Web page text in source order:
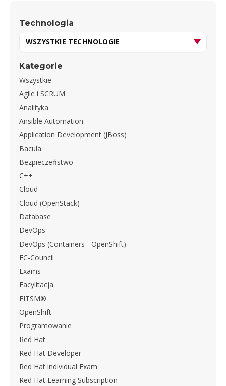
Technologia
Kategorie
Wszystkie
Agile i SCRUM
Analityka
Ansible Automation
Application Development (JBoss)
Bacula
Bezpieczeństwo
C++
Cloud
Cloud (OpenStack)
Database
DevOps
DevOps (Containers - OpenShift)
EC-Council
Exams
Facylitacja
FITSM®
OpenShift
Programowanie
Red Hat
Red Hat Developer
Red Hat individual Exam
Red Hat Learning Subscription